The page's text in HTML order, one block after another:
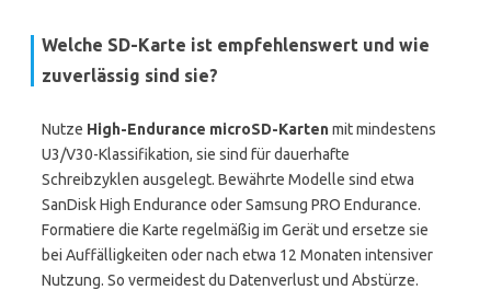
Welche SD-Karte ist empfehlenswert und wie
zuverlässig sind sie?
Nutze High-Endurance microSD-Kartenmit mindestens
U3/V30-Klassifikation, sie sind für dauerhafte
Schreibzyklen ausgelegt. Bewährte Modelle sind etwa
SanDisk High Endurance oder Samsung PRO Endurance.
Formatiere die Karte regelmäßig im Gerät und ersetze sie
bei Auffälligkeiten oder nach etwa 12 Monaten intensiver
Nutzung. So vermeidest du Datenverlust und Abstürze.